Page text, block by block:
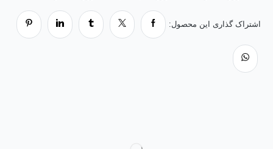
اشتراک گذاری این محصول: